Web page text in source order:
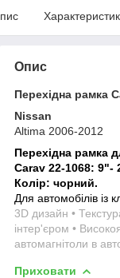
Опис
Перехідна рамка
Nissan
Altima 2006-2012
Перехідна рамка
Carav 22-1068: 9"-
Колір: чорний.
Для автомобілів із
3D дизайн •
інтер'єром •
автомагнітоли в
Приховати